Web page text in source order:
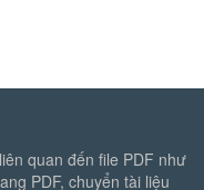
quan đến file PDF như
PDF, chuyển tài liệu